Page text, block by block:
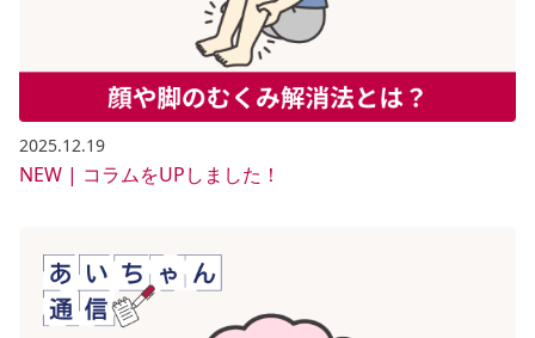
2025.12.19
NEW | コラムをUPしました！